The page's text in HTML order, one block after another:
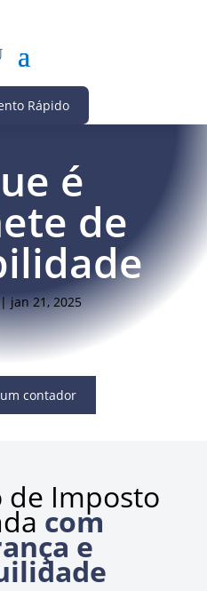
Rápido
é
de
jan 21, 2025
contador
de Imposto
com
e